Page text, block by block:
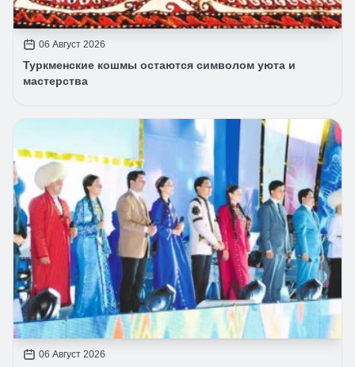
06 Август 2026
Туркменские кошмы остаются символом уюта и
мастерства
06 Август 2026